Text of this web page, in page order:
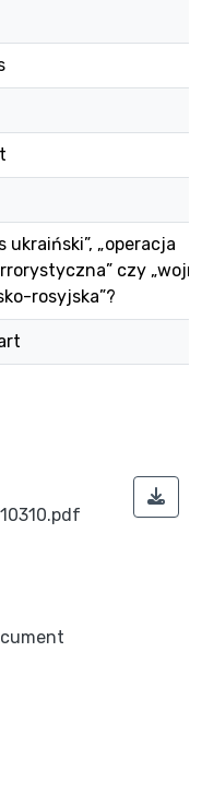
ukraiński”, „operacja
czy
rosyjska”?